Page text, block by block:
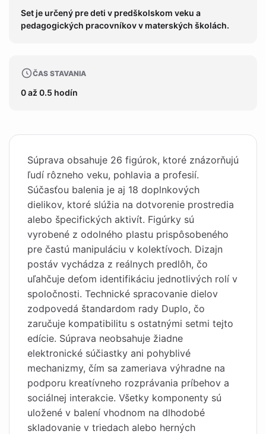
Set je určený pre deti v predškolskom veku a
pedagogických pracovníkov v materských školách.
ČAS STAVANIA
0 až 0.5 hodín
Súprava obsahuje 26 figúrok, ktoré znázorňujú
ľudí rôzneho veku, pohlavia a profesií.
Súčasťou balenia je aj 18 doplnkových
dielikov, ktoré slúžia na dotvorenie prostredia
alebo špecifických aktivít. Figúrky sú
vyrobené z odolného plastu prispôsobeného
pre častú manipuláciu v kolektívoch. Dizajn
postáv vychádza z reálnych predlôh, čo
uľahčuje deťom identifikáciu jednotlivých rolí v
spoločnosti. Technické spracovanie dielov
zodpovedá štandardom rady Duplo, čo
zaručuje kompatibilitu s ostatnými setmi tejto
edície. Súprava neobsahuje žiadne
elektronické súčiastky ani pohyblivé
mechanizmy, čím sa zameriava výhradne na
podporu kreatívneho rozprávania príbehov a
sociálnej interakcie. Všetky komponenty sú
uložené v balení vhodnom na dlhodobé
skladovanie v triedach alebo herných